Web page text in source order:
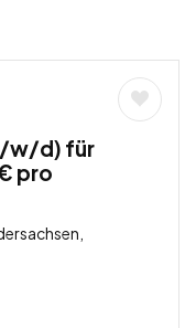
w/d) für
pro